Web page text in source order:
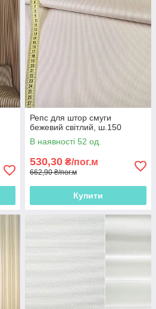
Репс для штор смуги
бежевий світлий, ш.150
В наявності 52 од.
530,30 ₴/пог.м
662,90 ₴/пог.м
Купити